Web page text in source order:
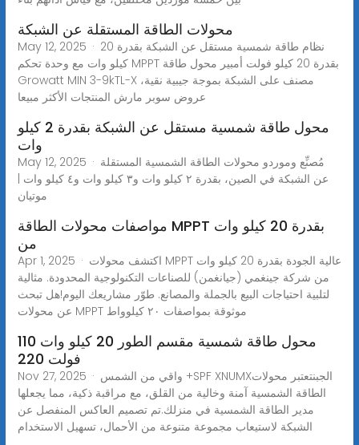
محولات الطاقة المستقلة عن الشبكة
May 12, 2025 · نظام طاقة شمسية مستقل عن الشبكة بقدرة 20
كيلو وات مع وحدة تحكم MPPT بقدرة 20 كيلو فولت أمبير محول طاقة
Growatt MIN 3-9kTL-X مصنف على الشبكة بموجة جيبية نقية،
عروض سوبر مارش المنتجات الأكثر مبيعا
محول طاقة شمسية مستقل عن الشبكة بقدرة 2 كيلو
وات
May 12, 2025 · مُصنِّع وموردو محولات الطاقة الشمسية المستقلة
عن الشبكة في الصين، بقدرة ٢ كيلو وات و٣ كيلو وات و٤ كيلو وات |
موتيان
مواصفات محولات الطاقة MPPT بقدرة 20 كيلو وات
من
Apr 1, 2025 · اكتشف محولات MPPT عالية الجودة بقدرة 20 كيلو وات
من شركة جينغمي (جيانغمن) للصناعات التكنولوجية المحدودة. مثالية
لتلبية احتياجات البيع بالجملة والمصانع. طوّر مشاريعك اليوم!هل تبحث
عن محولات MPPT موثوقة بمواصفات ٢٠ كيلوواط
محول طاقة شمسية مقسم الطور 20 كيلو وات 110
فولت 220
Nov 27, 2025 · واقي من الشمس +SPF XNUMXالجبنتعتبر محولات
الطاقة الشمسية آمنة وخالية من القلق، مع مراقبة ذكية، مما يجعلها
مدير الطاقة الشمسية في منزلك.تم تصميم العاكس المنفصل عن
الشبكة لاستيعاب مجموعة متنوعة من الأحمال، تسهيل الاستخدام